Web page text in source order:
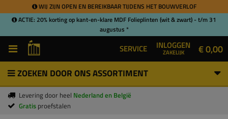
WIJ ZIJN OPEN EN BEREIKBAAR TIJDENS HET BOUWVERLOF
ACTIE: 20% korting op kant-en-klare MDF Folieplinten (wit & zwart) - t/m 31
augustus *
SERVICE INLOGGEN
ZAKELIJK € 0,00
ZOEKEN DOOR ONS ASSORTIMENT
Levering door heel Nederland en België
Gratis proefstalen